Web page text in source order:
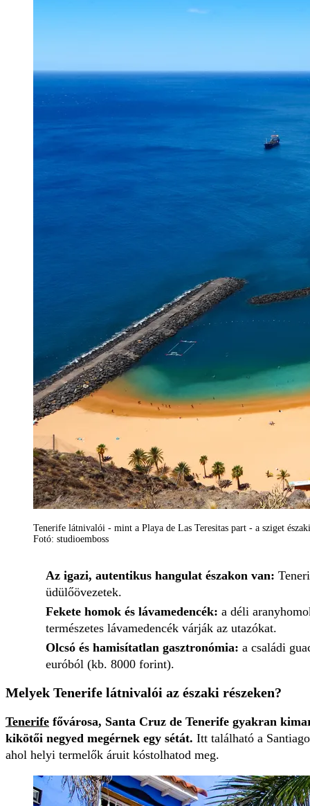
Tenerife látnivalói - mint a Playa de Las Teresitas part - a sziget
Fotó: studioemboss
Az igazi, autentikus hangulat északon van:
üdülőövezetek.
Fekete homok és lávamedencék: a déli
természetes lávamedencék várják az utazókat.
Olcsó és hamisítatlan gasztronómia: a családi
euróból (kb. 8000 forint).
Melyek Tenerife látnivalói az északi részeken?
Tenerife fővárosa, Santa Cruz de Tenerife gyakran
kikötői negyed megérnek egy sétát. Itt található a
ahol helyi termelők áruit kóstolhatod meg.